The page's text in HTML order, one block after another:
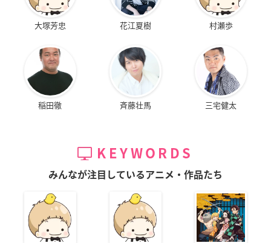
大塚芳忠 花江夏樹 村瀬歩
稲田徹 斉藤壮馬 三宅健太
KEYWORDS
みんなが注目しているアニメ・作品たち